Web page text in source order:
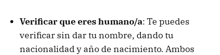
Verificar que eres humano/a: Te puedes
verificar sin dar tu nombre, dando tu
nacionalidad y año de nacimiento. Ambos